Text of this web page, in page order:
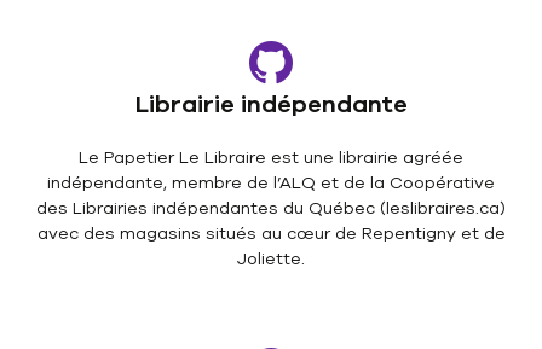
Librairie indépendante
Le Papetier Le Libraire est une librairie agréée
indépendante, membre de l’ALQ et de la Coopérative
des Librairies indépendantes du Québec (leslibraires.ca)
avec des magasins situés au cœur de Repentigny et de
Joliette.